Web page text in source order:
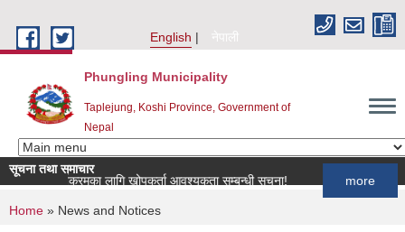
English
नेपाली
Phungling Municipality
Taplejung, Koshi Province, Government of
Nepal
सूचना तथा समाचार
कार्यक्रमका लागि खोपकर्ता आवश्यकता सम्बन्धी सूचना!
You are here
Home » News and Notices